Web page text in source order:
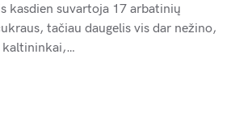
kasdien suvartoja 17 arbatinių
tačiau daugelis vis dar nežino,
kaltininkai,…